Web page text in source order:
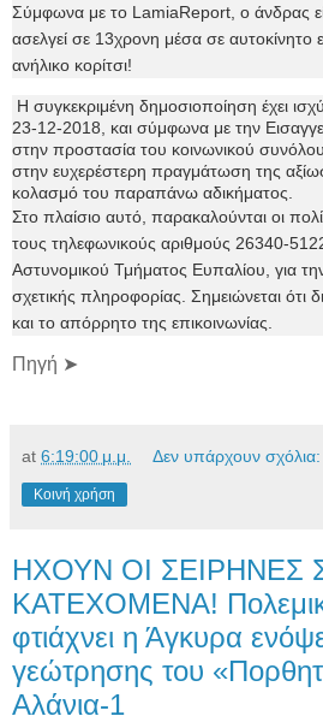
Σύμφωνα με το LamiaReport, ο άνδρας
ασελγεί σε 13χρονη μέσα σε αυτοκίνητο
ανήλικο κορίτσι!
Η συγκεκριμένη δημοσιοποίηση έχει
23-12-2018, και σύμφωνα με την
στην προστασία του κοινωνικού
στην ευχερέστερη πραγμάτωση της
κολασμό του παραπάνω αδικήματος.
Στο πλαίσιο αυτό, παρακαλούνται οι
τους τηλεφωνικούς αριθμούς 26340-
Αστυνομικού Τμήματος Ευπαλίου, για
σχετικής πληροφορίας. Σημειώνεται ότι
και το απόρρητο της επικοινωνίας.
Πηγή ➤
at 6:19:00 μ.μ. Δεν υπάρχουν σχόλια:
Κοινή χρήση
ΗΧΟΥΝ ΟΙ ΣΕΙΡΗΝΕΣ
ΚΑΤΕΧΟΜΕΝΑ!
φτιάχνει η Άγκυρα
γεώτρησης του
Αλάνια-1